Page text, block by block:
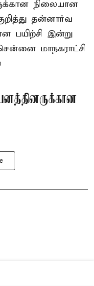
நிலையான
தன்னார்வ
பயிற்சி இன்று
மாநகராட்சி